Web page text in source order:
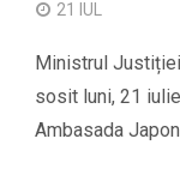
21 IUL
Ministrul
sosit luni, 21
Ambasada